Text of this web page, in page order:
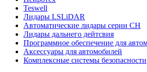
Teswell
Лидары LSLiDAR
Автоматические лидары серии CH
Лидары дальнего дейтсвия
Программное обеспечение для
Аксессуары для автомобилей
Комплексные системы безопасности